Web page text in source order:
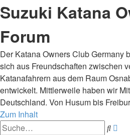
Suzuki Katana
Forum
Der Katana Owners Club Germany
sich aus Freundschaften zwischen
Katanafahrern aus dem Raum
entwickelt. Mittlerweile haben wir
Deutschland. Von Husum bis
Zum Inhalt
Suche